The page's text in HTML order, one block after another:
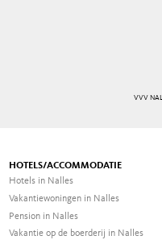
VVV
HOTELS/ACCOMMODATIE
Hotels in Nalles
Vakantiewoningen in Nalles
Pension in Nalles
Vakantie op de boerderij in Nalles